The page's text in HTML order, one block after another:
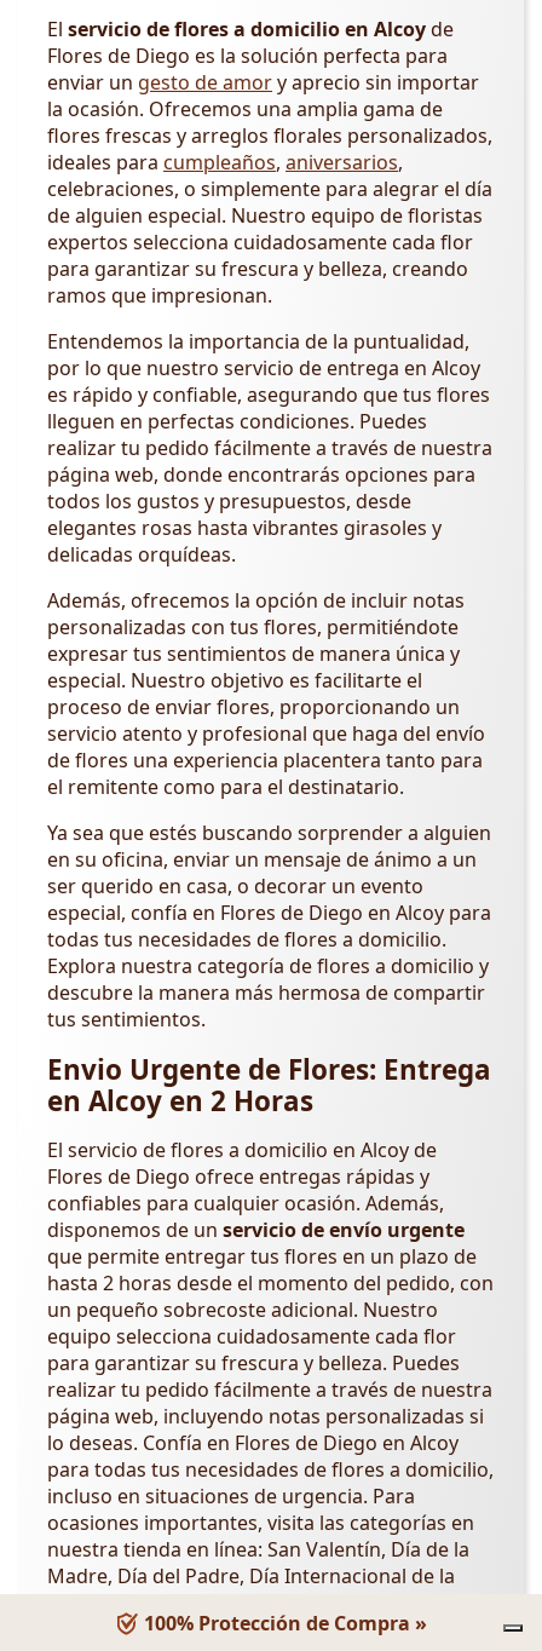
El servicio de flores a domicilio en Alcoyde
Flores de Diego es la solución perfecta para
enviar un gesto de amory aprecio sin importar
la ocasión. Ofrecemos una amplia gama de
flores frescas y arreglos florales personalizados,
ideales para cumpleaños, aniversarios,
celebraciones, o simplemente para alegrar el día
de alguien especial. Nuestro equipo de floristas
expertos selecciona cuidadosamente cada flor
para garantizar su frescura y belleza, creando
ramos que impresionan.
Entendemos la importancia de la puntualidad,
por lo que nuestro servicio de entrega en Alcoy
es rápido y confiable, asegurando que tus flores
lleguen en perfectas condiciones. Puedes
realizar tu pedido fácilmente a través de nuestra
página web, donde encontrarás opciones para
todos los gustos y presupuestos, desde
elegantes rosas hasta vibrantes girasoles y
delicadas orquídeas.
Además, ofrecemos la opción de incluir notas
personalizadas con tus flores, permitiéndote
expresar tus sentimientos de manera única y
especial. Nuestro objetivo es facilitarte el
proceso de enviar flores, proporcionando un
servicio atento y profesional que haga del envío
de flores una experiencia placentera tanto para
el remitente como para el destinatario.
Ya sea que estés buscando sorprender a alguien
en su oficina, enviar un mensaje de ánimo a un
ser querido en casa, o decorar un evento
especial, confía en Flores de Diego en Alcoy para
todas tus necesidades de flores a domicilio.
Explora nuestra categoría de flores a domicilio y
descubre la manera más hermosa de compartir
tus sentimientos.
Envio Urgente de Flores: Entrega
en Alcoy en 2 Horas
El servicio de flores a domicilio en Alcoy de
Flores de Diego ofrece entregas rápidas y
confiables para cualquier ocasión. Además,
disponemos de un servicio de envío urgente
que permite entregar tus flores en un plazo de
hasta 2 horas desde el momento del pedido, con
un pequeño sobrecoste adicional. Nuestro
equipo selecciona cuidadosamente cada flor
para garantizar su frescura y belleza. Puedes
realizar tu pedido fácilmente a través de nuestra
página web, incluyendo notas personalizadas si
lo deseas. Confía en Flores de Diego en Alcoy
para todas tus necesidades de flores a domicilio,
incluso en situaciones de urgencia. Para
ocasiones importantes, visita las categorías en
nuestra tienda en línea: San Valentín, Día de la
Madre, Día del Padre, Día Internacional de la
100% Protección de Compra »